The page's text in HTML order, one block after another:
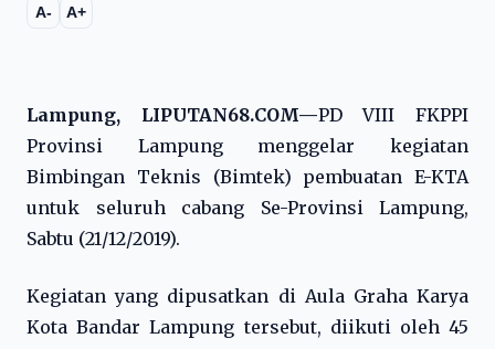
A- A+
Lampung, LIPUTAN68.COM—PD VIII FKPPI
Provinsi Lampung menggelar kegiatan
Bimbingan Teknis (Bimtek) pembuatan E-KTA
untuk seluruh cabang Se-Provinsi Lampung,
Sabtu (21/12/2019).
Kegiatan yang dipusatkan di Aula Graha Karya
Kota Bandar Lampung tersebut, diikuti oleh 45